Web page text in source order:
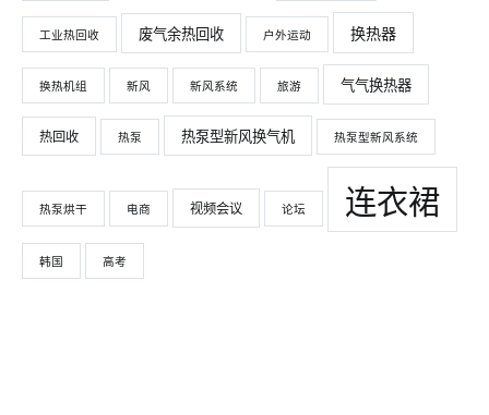
工业热回收 废气余热回收 户外运动 换热器
换热机组 新风 新风系统 旅游 气气换热器
热回收 热泵 热泵型新风换气机 热泵型新风系统
热泵烘干 电商 视频会议 论坛 连衣裙
韩国 高考